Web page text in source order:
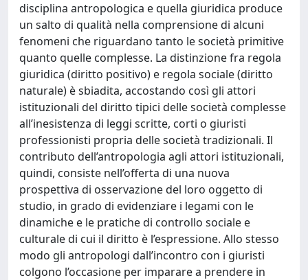
disciplina antropologica e quella giuridica produce
un salto di qualità nella comprensione di alcuni
fenomeni che riguardano tanto le società primitive
quanto quelle complesse. La distinzione fra regola
giuridica (diritto positivo) e regola sociale (diritto
naturale) è sbiadita, accostando così gli attori
istituzionali del diritto tipici delle società complesse
all’inesistenza di leggi scritte, corti o giuristi
professionisti propria delle società tradizionali. Il
contributo dell’antropologia agli attori istituzionali,
quindi, consiste nell’offerta di una nuova
prospettiva di osservazione del loro oggetto di
studio, in grado di evidenziare i legami con le
dinamiche e le pratiche di controllo sociale e
culturale di cui il diritto è l’espressione. Allo stesso
modo gli antropologi dall’incontro con i giuristi
colgono l’occasione per imparare a prendere in